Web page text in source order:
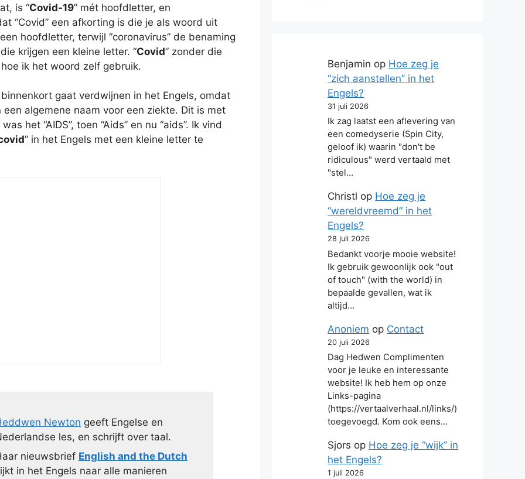
is “Covid-19” mét hoofdletter, en
“Covid” een afkorting is die je als woord uit
hoofdletter, terwijl “coronavirus” de benaming
krijgen een kleine letter. “Covid” zonder die
ik het woord zelf gebruik.
gaat verdwijnen in het Engels, omdat
algemene naam voor een ziekte. Dit is met
het “AIDS”, toen “Aids” en nu “aids”. Ik vind
” in het Engels met een kleine letter te
Newton geeft Engelse en
les, en schrijft over taal.
nieuwsbrief English and the Dutch
in het Engels naar alle manieren
Benjamin op Hoe zeg je
“zich aanstellen” in het
Engels?
31 juli 2026
Ik zag laatst een aflevering van
een comedyserie (Spin City,
geloof ik) waarin "don't be
ridiculous" werd vertaald met
"stel…
Christl op Hoe zeg je
“wereldvreemd” in het
Engels?
28 juli 2026
Bedankt voorje mooie website!
Ik gebruik gewoonlijk ook "out
of touch" (with the world) in
bepaalde gevallen, wat ik
altijd…
Anoniem op Contact
20 juli 2026
Dag Hedwen Complimenten
voor je leuke en interessante
website! Ik heb hem op onze
Links-pagina
(https://vertaalverhaal.nl/links/)
toegevoegd. Kom ook eens…
Sjors op Hoe zeg je “wijk” in
het Engels?
1 juli 2026